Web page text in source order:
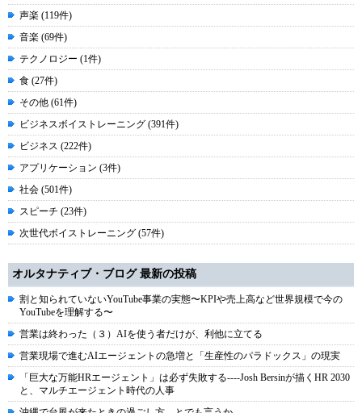
声楽 (119件)
音楽 (69件)
テクノロジー (1件)
食 (27件)
その他 (61件)
ビジネスボイストレーニング (391件)
ビジネス (222件)
アプリケーション (3件)
社会 (501件)
スピーチ (23件)
次世代ボイストレーニング (57件)
オルタナティブ・ブログ 最新の投稿
割と知られていないYouTube事業の実態〜KPIや売上高など世界規模で今の
YouTubeを理解する〜
営業は終わった（３）AIを使う者だけが、利他に立てる
営業現場で進むAIエージェントの急増と「生産性のパラドックス」の現実
「巨大な万能HRエージェント」は必ず失敗する----Josh Bersinが描くHR 2030
と、マルチエージェント時代の人事